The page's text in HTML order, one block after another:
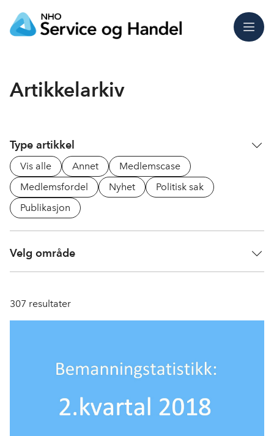
Meny
Artikkelarkiv
Type artikkel
Vis alle Annet
Medlemscase
Medlemsfordel
Nyhet
Politisk sak
Publikasjon
Velg område
307 resultater